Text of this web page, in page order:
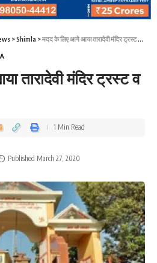
>Shimla >मदद के लिए आगे आया तारादेवी मंदिर ट्रस्ट व संस्था
तारादेवी मंदिर ट्रस्ट व
Published March 27, 2020
1 Min Read